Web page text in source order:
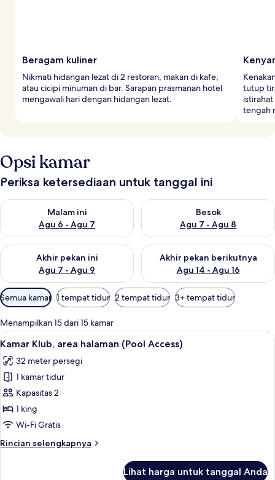
Beragam kuliner
Nikmati hidangan lezat di 2 restoran, makan di kafe,
atau cicipi minuman di bar. Sarapan prasmanan hotel
mengawali hari dengan hidangan lezat.
tutup
tengah
Opsi kamar
Periksa ketersediaan untuk tanggal ini
Malam ini
Agu 6 - Agu 7
Periksa ketersediaan untuk malam ini Agu 6 - Agu 7
Besok
Agu 7 - Agu 8
Periksa ketersediaan untuk
Akhir pekan ini
Agu 7 - Agu 9
Periksa ketersediaan untuk akhir pekan ini Agu 7 - Agu 9
Akhir pekan berikutnya
Agu 14 - Agu 16
Periksa ketersediaan untuk
Filter
tersedia
untuk
kamar
Semua kamar 1 tempat tidur 2 tempat tidur 3+ tempat tidur
Menampilkan 15 dari 15 kamar
Lihat
semua
foto
untuk
Kamar
Klub,
area
(Pool
Kamar Klub, area halaman (Pool
5
Kamar Klub, area halaman (Pool Access)
32 meter persegi
1 kamar tidur
Kapasitas 2
1 king
Wi-Fi Gratis
Rincian selengkapnya
Rincian
Lihat harga untuk tanggal Anda